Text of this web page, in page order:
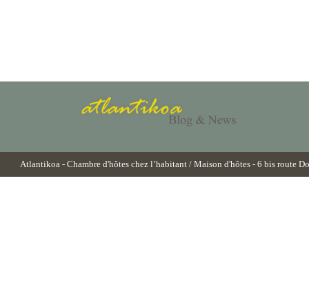
Atlantikoa- Chambre d'hôtes chez l’habitant / Maison d'hôtes - 6 bis route